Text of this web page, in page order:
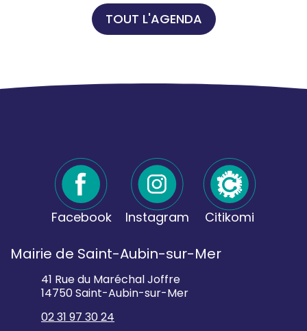
TOUT L'AGENDA
Facebook Instagram Citikomi
Mairie de Saint-Aubin-sur-Mer
41 Rue du Maréchal Joffre
14750 Saint-Aubin-sur-Mer
02 31 97 30 24